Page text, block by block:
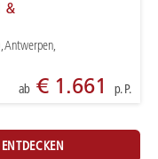
&
Antwerpen,
ab€ 1.661 p. P.